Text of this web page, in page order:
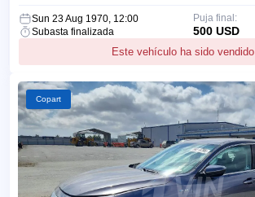
Sun 23 Aug 1970, 12:00
Subasta finalizada
Este vehículo ha sido vendido
Puja final:
500 USD
Copart